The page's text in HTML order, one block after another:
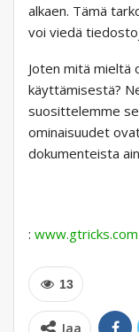
alkaen. Tämä
voi viedä
Joten mitä mieltä
käyttämisestä?
suosittelemme
ominaisuudet
dokumenteista
: www.gtricks.com
13
Jaa